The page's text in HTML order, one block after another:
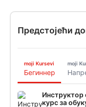
Предстојећи
moji Kursevi
Бегиннер
moji
Инструктор
курс за